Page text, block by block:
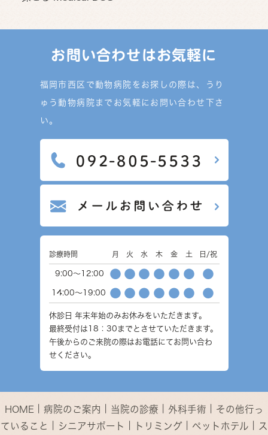
お問い合わせはお気軽に
福岡市西区で動物病院をお探しの際は、うり
ゅう動物病院までお気軽にお問い合わせ下さ
い。
診療時間 月 火 水 木 金 土 日/祝
9:00～12:00 ● ● ● ● ● ● ●
14:00～19:00 ● ● ● ● ● ● ●
休診日 年末年始のみお休みをいただきます。
最終受付は18：30までとさせていただきます。
午後からのご来院の際はお電話にてお問い合わ
せください。
HOME 病院のご案内 当院の診療 外科手術
その他行っ
ていること
シニアサポート トリミング｜ ペットホテル ス